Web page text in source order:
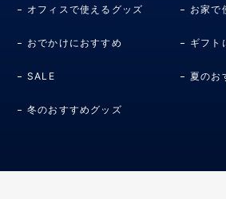
オフィスで使えるグッズ お家で
おでかけにおすすめ ギフト
SALE 夏のお
冬のおすすめグッズ